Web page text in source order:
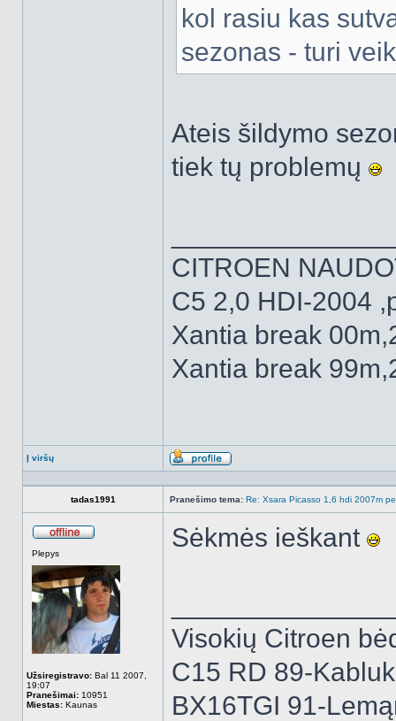
kol rasiu kas
sezonas - turi
Ateis šildymo
tiek tų problemų
CITROEN
C5 2,0 HDI-2004
Xantia break
Xantia break
Į viršų
Aprašymas
tadas1991 Pranešimo tema: Re: Xsara Picasso 1,6 hdi 2007m
Plepys
Užsiregistravo: Bal 11 2007,
19:07
Pranešimai: 10951
Miestas: Kaunas
Sėkmės ieškant
Visokių Citroen
C15 RD 89-
BX16TGI 91-